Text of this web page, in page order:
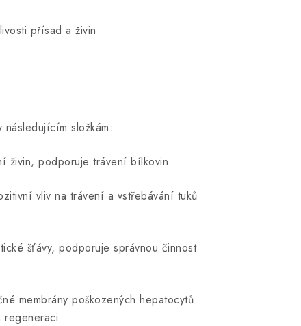
přísad a živin
následujícím složkám:
živin, podporuje trávení bílkovin.
vliv na trávení a vstřebávání tuků
šťávy, podporuje správnou činnost
membrány poškozených hepatocytů